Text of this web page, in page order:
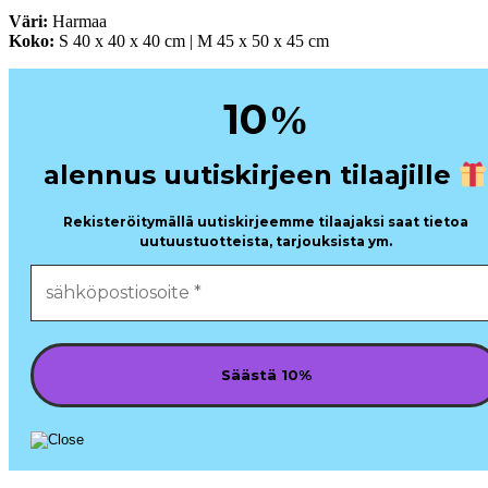
Väri: Harmaa
Koko: S 40 x 40 x 40 cm | M 45 x 50 x 45 cm
10%
alennus uutiskirjeen tilaajille
Rekisteröitymällä uutiskirjeemme tilaajaksi saat tietoa
uutuustuotteista, tarjouksista ym.